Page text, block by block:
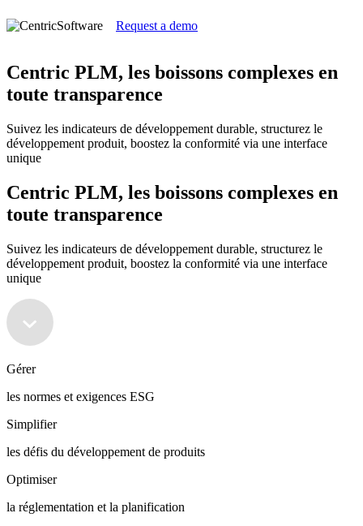
Request a demo
Centric PLM, les boissons complexes en
toute transparence
Suivez les indicateurs de développement durable, structurez le
développement produit, boostez la conformité via une interface
unique
Centric PLM, les boissons complexes en
toute transparence
Suivez les indicateurs de développement durable, structurez le
développement produit, boostez la conformité via une interface
unique
Gérer
les normes et exigences ESG
Simplifier
les défis du développement de produits
Optimiser
la réglementation et la planification